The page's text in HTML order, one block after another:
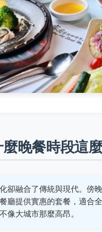
晚餐時段這
卻融合了傳統與現代。傍
廳提供實惠的套餐，適合
像大城市那麼高昂。